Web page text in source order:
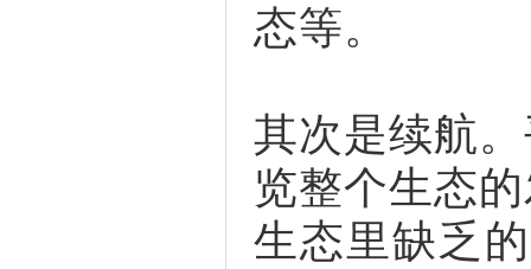
态等。
其次是续航
览整个生态
生态里缺乏